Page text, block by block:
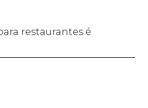
restaurantes é